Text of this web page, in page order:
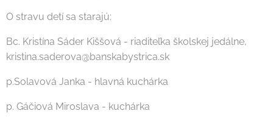
O stravu detí sa starajú:
Bc. Kristína Sáder Kiššová - riaditeľka školskej jedálne,
kristina.saderova@banskabystrica.sk
p.Solavová Janka - hlavná kuchárka
p. Gáčiová Miroslava - kuchárka